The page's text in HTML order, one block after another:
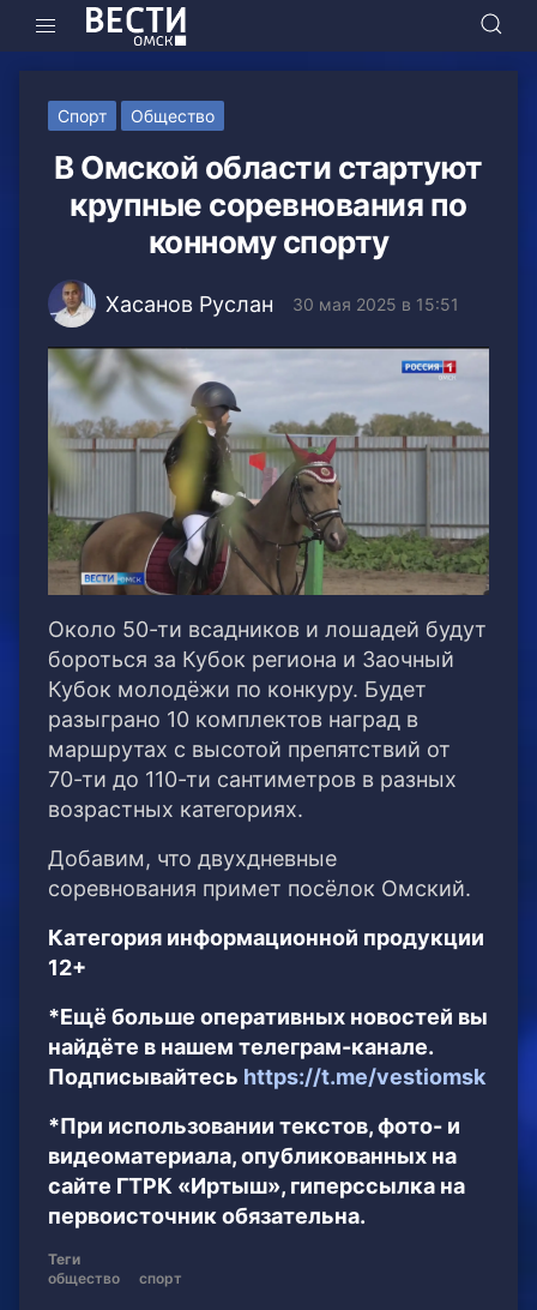
Спорт Общество
В Омской области стартуют
крупные соревнования по
конному спорту
Хасанов Руслан 30 мая 2025 в 15:51
Около 50-ти всадников и лошадей будут
бороться за Кубок региона и Заочный
Кубок молодёжи по конкуру. Будет
разыграно 10 комплектов наград в
маршрутах с высотой препятствий от
70-ти до 110-ти сантиметров в разных
возрастных категориях.
Добавим, что двухдневные
соревнования примет посёлок Омский.
Категория информационной продукции
12+
*Ещё больше оперативных новостей вы
найдёте в нашем телеграм-канале.
Подписывайтесь https://t.me/vestiomsk
*При использовании текстов, фото- и
видеоматериала, опубликованных на
сайте ГТРК «Иртыш», гиперссылка на
первоисточник обязательна.
Теги
общество
спорт